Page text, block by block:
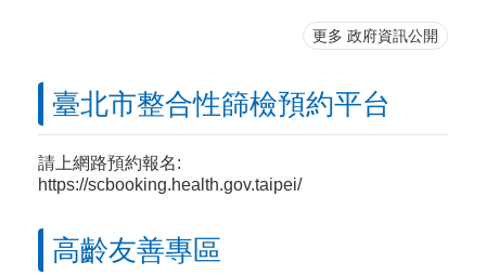
更多 政府資訊公開
臺北市整合性篩檢預約平台
請上網路預約報名:
https://scbooking.health.gov.taipei/
高齡友善專區